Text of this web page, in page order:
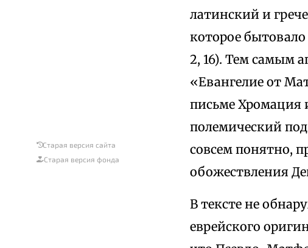
Старая версия сайта
Старая версия фонда
латинский и
которое
2, 16). Тем самым
«Евангелие от
письме Хромация
полемический
совсем понятно,
обожествления
В тексте не
еврейского